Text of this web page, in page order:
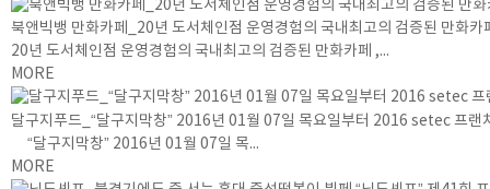
북앤빅뱅 만화카페_20년 도서체인점 운영경험의 국내최고의 검증된 만화
20년 도서체인점 운영경험의 국내최고의 검증된 만화카페 ,...
MORE
달구지푸드_“달구지막창” 2016년 01월 07일 목요일부터 2016 setec 프랜
“달구지막창” 2016년 01월 07일 목...
MORE